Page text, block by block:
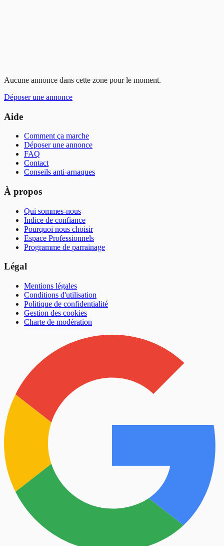
Aucune annonce dans cette zone pour le moment.
Déposer une annonce
Aide
Comment ça marche
Déposer une annonce
FAQ
Contact
Conseils anti-arnaques
À propos
Qui sommes-nous
Indice de confiance
Pourquoi nous choisir
Espace Professionnels
Programme de parrainage
Légal
Mentions légales
Conditions d'utilisation
Politique de confidentialité
Gestion des cookies
Charte de modération